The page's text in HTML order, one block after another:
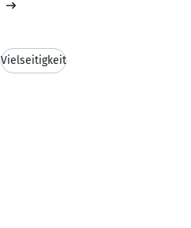
Vielseitigkeit